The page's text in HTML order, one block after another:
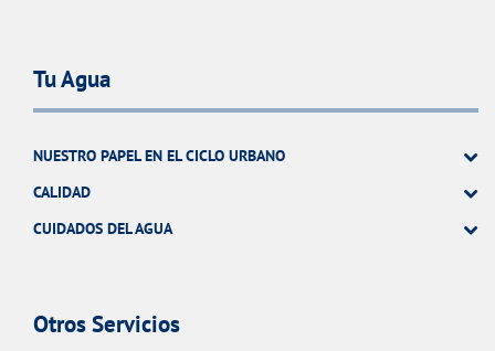
Tu Agua
NUESTRO PAPEL EN EL CICLO URBANO
CALIDAD
CUIDADOS DEL AGUA
Otros Servicios